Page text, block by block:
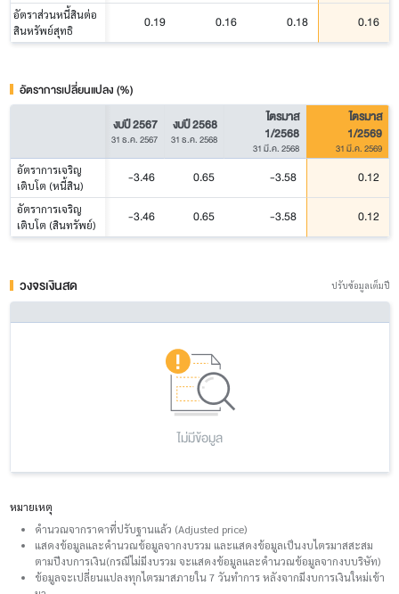
อัตราส่วนหนี้สินต่อ
สินหรัพย์สุทธิ
0.19 0.16 0.18 0.16
อัตราการเปลี่ยนแปลง (%)
งบปี 2567
31 ธ.ค. 2567
งบปี 2568
31 ธ.ค. 2568
ไตรมาส
1/2568
31 มี.ค. 2568
ไตรมาส
1/2569
31 มี.ค. 2569
อัตราการเจริญ
เติบโต (หนี้สิน)
-3.46 0.65 -3.58 0.12
อัตราการเจริญ
เติบโต (สินทรัพย์)
-3.46 0.65 -3.58 0.12
วงจรเงินสด ปรับข้อมูลเต็มปี
ไม่มีข้อมูล
หมายเหตุ
คำนวณจากราคาที่ปรับฐานแล้ว (Adjusted price)
แสดงข้อมูลและคำนวณข้อมูลจากงบรวม และแสดงข้อมูลเป็นงบไตรมาสสะสม
ตามปีงบการเงิน(กรณีไม่มีงบรวม จะแสดงข้อมูลและคำนวณข้อมูลจากงบบริษัท)
ข้อมูลจะเปลี่ยนแปลงทุกไตรมาสภายใน 7 วันทำการ หลังจากมีงบการเงินใหม่เข้า